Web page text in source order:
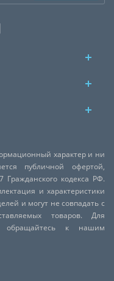
характер и ни
публичной офертой,
кодекса РФ.
и характеристики
и могут не совпадать с
товаров. Для
обращайтесь к нашим